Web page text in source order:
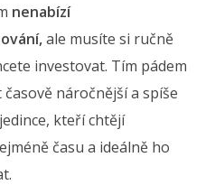
nenabízí
ale musíte si ručně
investovat. Tím pádem
náročnější a spíše
kteří chtějí
času a ideálně ho